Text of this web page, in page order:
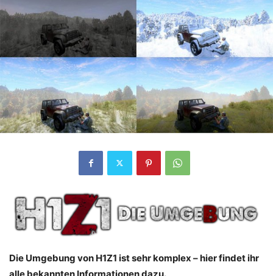
Die Umgebung von H1Z1 ist sehr komplex – hier findet ihr